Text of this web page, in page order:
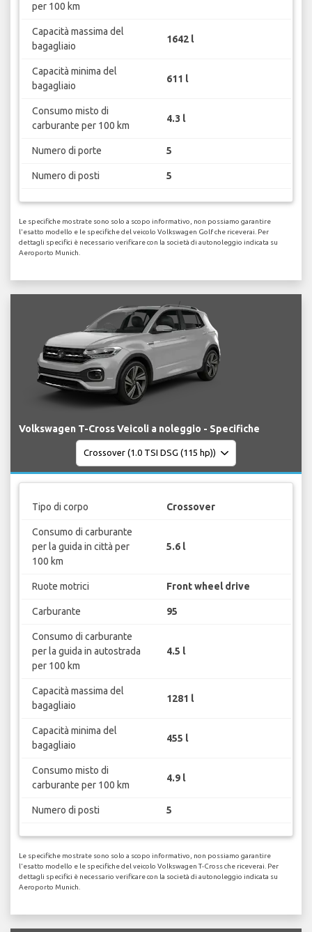
per 100 km
Capacità massima del
bagagliaio
1642 l
Capacità minima del
bagagliaio
611 l
Consumo misto di
carburante per 100 km
4.3 l
Numero di porte 5
Numero di posti 5
Le specifiche mostrate sono solo a scopo informativo, non possiamo garantire
l'esatto modello e le specifiche del veicolo Volkswagen Golf che riceverai. Per
dettagli specifici è necessario verificare con la società di autonoleggio indicata su
Aeroporto Munich.
Volkswagen T-Cross Veicoli a noleggio - Specifiche
Tipo di corpo Crossover
Consumo di carburante
per la guida in città per
100 km
5.6 l
Ruote motrici Front wheel drive
Carburante 95
Consumo di carburante
per la guida in autostrada
per 100 km
4.5 l
Capacità massima del
bagagliaio
1281 l
Capacità minima del
bagagliaio
455 l
Consumo misto di
carburante per 100 km
4.9 l
Numero di posti 5
Le specifiche mostrate sono solo a scopo informativo, non possiamo garantire
l'esatto modello e le specifiche del veicolo Volkswagen T-Cross che riceverai. Per
dettagli specifici è necessario verificare con la società di autonoleggio indicata su
Aeroporto Munich.